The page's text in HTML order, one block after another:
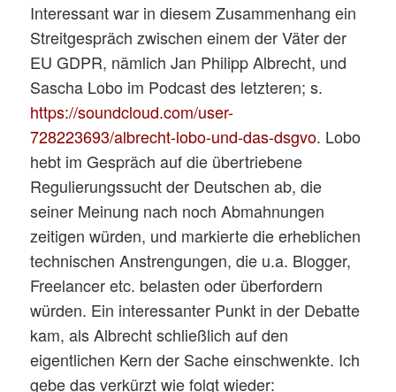
Interessant war in diesem Zusammenhang ein
Streitgespräch zwischen einem der Väter der
EU GDPR, nämlich Jan Philipp Albrecht, und
Sascha Lobo im Podcast des letzteren; s.
https://soundcloud.com/user-
728223693/albrecht-lobo-und-das-dsgvo. Lobo
hebt im Gespräch auf die übertriebene
Regulierungssucht der Deutschen ab, die
seiner Meinung nach noch Abmahnungen
zeitigen würden, und markierte die erheblichen
technischen Anstrengungen, die u.a. Blogger,
Freelancer etc. belasten oder überfordern
würden. Ein interessanter Punkt in der Debatte
kam, als Albrecht schließlich auf den
eigentlichen Kern der Sache einschwenkte. Ich
gebe das verkürzt wie folgt wieder: